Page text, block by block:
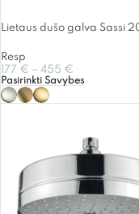
Lietaus dušo galva Sassi
Resp
177 € – 455 €
Pasirinkti Savybes